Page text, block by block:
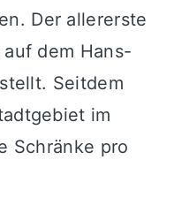
. Der allererste
dem Hans-
. Seitdem
im
Schränke pro